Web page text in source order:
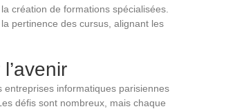
création de formations spécialisées.
pertinence des cursus, alignant les
informatiques parisiennes
défis sont nombreux, mais chaque